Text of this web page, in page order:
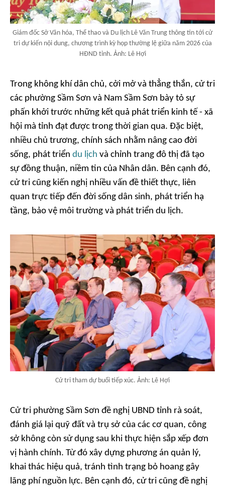
Giám đốc Sở Văn hóa, Thể thao và Du lịch Lê Văn Trung thông tin tới cử
tri dự kiến nội dung, chương trình kỳ họp thường lệ giữa năm 2026 của
HĐND tỉnh. Ảnh: Lê Hợi
Trong không khí dân chủ, cởi mở và thẳng thắn, cử tri
các phường Sầm Sơn và Nam Sầm Sơn bày tỏ sự
phấn khởi trước những kết quả phát triển kinh tế - xã
hội mà tỉnh đạt được trong thời gian qua. Đặc biệt,
nhiều chủ trương, chính sách nhằm nâng cao đời
sống, phát triển du lịch và chỉnh trang đô thị đã tạo
sự đồng thuận, niềm tin của Nhân dân. Bên cạnh đó,
cử tri cũng kiến nghị nhiều vấn đề thiết thực, liên
quan trực tiếp đến đời sống dân sinh, phát triển hạ
tầng, bảo vệ môi trường và phát triển du lịch.
Cử tri tham dự buổi tiếp xúc. Ảnh: Lê Hợi
Cử tri phường Sầm Sơn đề nghị UBND tỉnh rà soát,
đánh giá lại quỹ đất và trụ sở của các cơ quan, công
sở không còn sử dụng sau khi thực hiện sắp xếp đơn
vị hành chính. Từ đó xây dựng phương án quản lý,
khai thác hiệu quả, tránh tình trạng bỏ hoang gây
lãng phí nguồn lực. Bên cạnh đó, cử tri cũng đề nghị